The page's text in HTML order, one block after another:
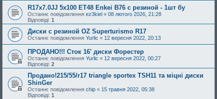
R17х7.0JJ 5x100 ET48 Enkei B76 с резиной - 1шт бу
Останнє повідомлення ez3kiel « 08 лютого 2026, 21:28
Відповіді: 1
Диски с резиной OZ Superturismo R17
Останнє повідомлення Yurlic « 12 вересня 2022, 20:13
ПРОДАНО!!! Сток 16' диски Форестер
Останнє повідомлення Yurlic « 12 вересня 2022, 00:27
Відповіді: 2
Продано!215/55/r17 triangle sportex TSH11 та міцні диски
ShinGer
Останнє повідомлення chip « 15 травня 2022, 05:38
Відповіді: 1